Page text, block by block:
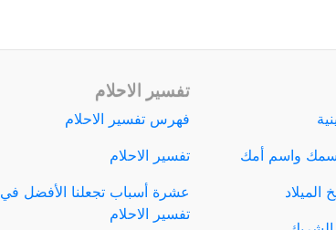
واسم أمك
الميلاد
تفسير الاحلام
فهرس تفسير الاحلام
تفسير الاحلام
عشرة أسباب تجعلنا الأفضل في
تفسير الاحلام